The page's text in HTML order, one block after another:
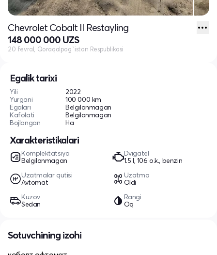
Egalik tarixi
Yili
2022
Yurgani
100 000 km
Egalari
Belgilanmagan
Kafolati
Belgilanmagan
Bojlangan
Ha
Xarakteristikalari
Komplektatsiya
Belgilanmagan
Dvigatel
1.5 l, 106 o.k., benzin
Uzatmalar qutisi
Avtomat
Uzatma
Oldi
Kuzov
Sedan
Rangi
Oq
Chevrolet Cobalt II Restayling
148 000 000 UZS
20 fevral, Qoraqalpog`iston Respublikasi
Sotuvchining izohi